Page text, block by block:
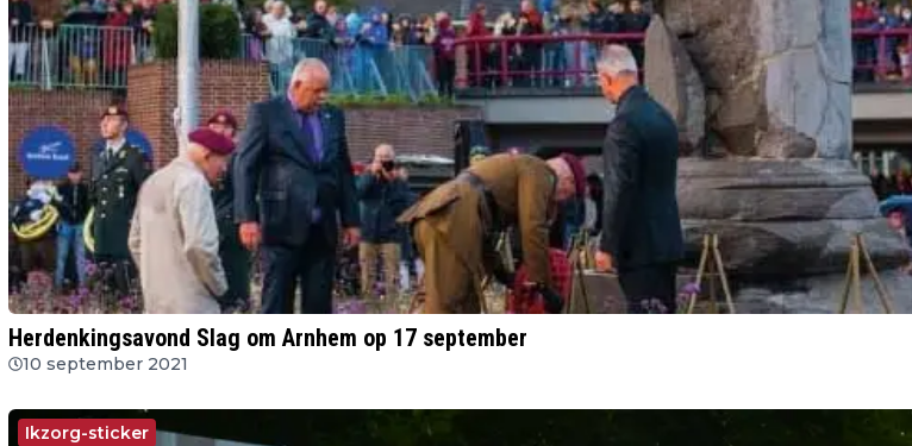
Herdenkingsavond Slag om Arnhem op 17 september
10 september 2021
Ikzorg-sticker